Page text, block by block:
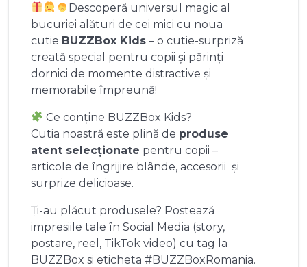
Descoperă universul magic al
bucuriei alături de cei mici cu noua
cutie BUZZBox Kids – o cutie-surpriză
creată special pentru copii și părinți
dornici de momente distractive și
memorabile împreună!
Ce conține BUZZBox Kids?
Cutia noastră este plină de produse
atent selecționate pentru copii –
articole de îngrijire blânde, accesorii și
surprize delicioase.
Ți-au plăcut produsele? Postează
impresiile tale în Social Media (story,
postare, reel, TikTok video) cu tag la
BUZZBox si eticheta #BUZZBoxRomania.